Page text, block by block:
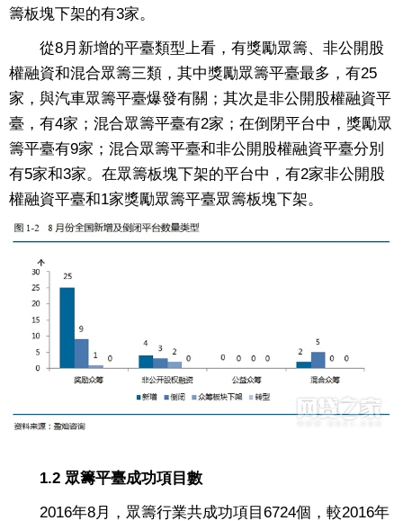
籌板塊下架的有3家。
從8月新增的平臺類型上看，有獎勵眾籌、非公開股
權融資和混合眾籌三類，其中獎勵眾籌平臺最多，有25
家，與汽車眾籌平臺爆發有關；其次是非公開股權融資平
臺，有4家；混合眾籌平臺有2家；在倒閉平台中，獎勵眾
籌平臺有9家；混合眾籌平臺和非公開股權融資平臺分別
有5家和3家。在眾籌板塊下架的平台中，有2家非公開股
權融資平臺和1家獎勵眾籌平臺眾籌板塊下架。
1.2 眾籌平臺成功項目數
2016年8月，眾籌行業共成功項目6724個，較2016年